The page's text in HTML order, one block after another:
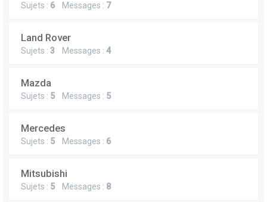
Sujets : 6 Messages : 7
Land Rover
Sujets : 3 Messages : 4
Mazda
Sujets : 5 Messages : 5
Mercedes
Sujets : 5 Messages : 6
Mitsubishi
Sujets : 5 Messages : 8